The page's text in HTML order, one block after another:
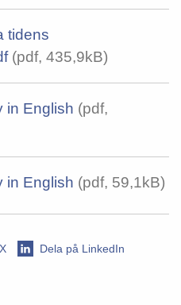
tidens
(pdf, 435,9kB)
in English (pdf,
in English (pdf, 59,1kB)
Dela på LinkedIn